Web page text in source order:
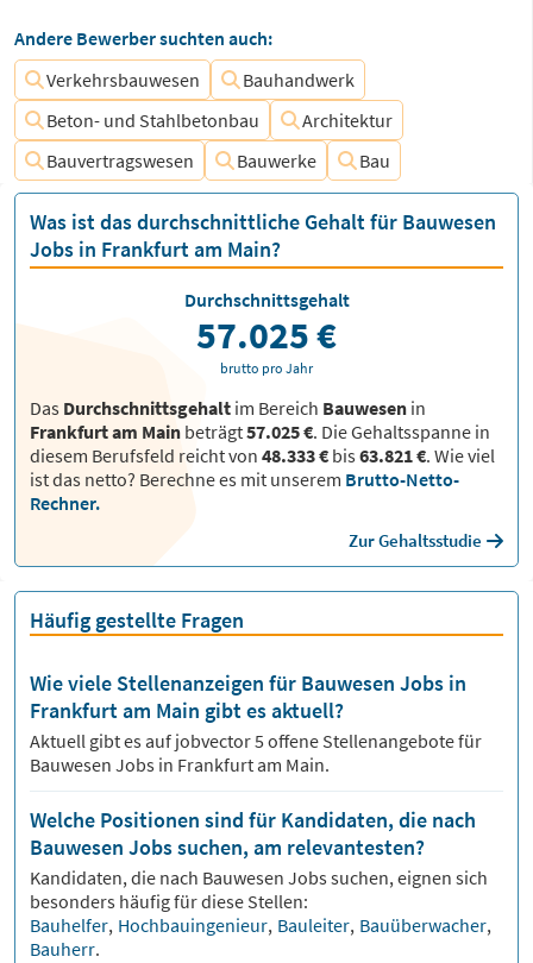
Andere Bewerber suchten auch:
Verkehrsbauwesen
Bauhandwerk
Beton- und Stahlbetonbau
Architektur
Bauvertragswesen
Bauwerke Bau
Was ist das durchschnittliche Gehalt für Bauwesen
Jobs in Frankfurt am Main?
Das Durchschnittsgehalt im Bereich Bauwesen in
Frankfurt am Main beträgt57.025 €. Die Gehaltsspanne in
diesem Berufsfeld reicht von 48.333 € bis63.821 €. Wie viel
ist das netto? Berechne es mit unserem Brutto-Netto-
Rechner.
Zur Gehaltsstudie
Durchschnittsgehalt
57.025 €
brutto pro Jahr
Häufig gestellte Fragen
Wie viele Stellenanzeigen für Bauwesen Jobs in
Frankfurt am Main gibt es aktuell?
Aktuell gibt es auf jobvector5 offene Stellenangebote für
Bauwesen Jobs in Frankfurt am Main.
Welche Positionen sind für Kandidaten, die nach
Bauwesen Jobs suchen, am relevantesten?
Kandidaten, die nach Bauwesen Jobs suchen, eignen sich
besonders häufig für diese Stellen:
Bauhelfer, Hochbauingenieur, Bauleiter, Bauüberwacher,
Bauherr.